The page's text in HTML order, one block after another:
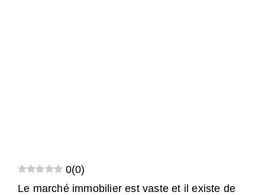
0(0)
Le marché immobilier est vaste et il existe de